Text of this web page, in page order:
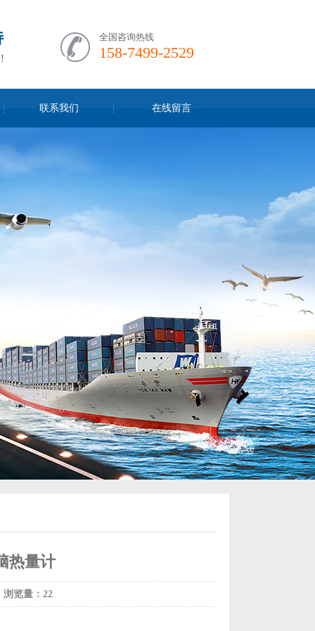
全国咨询热线
158-7499-2529
联系我们 在线留言
热量计
浏览量：22